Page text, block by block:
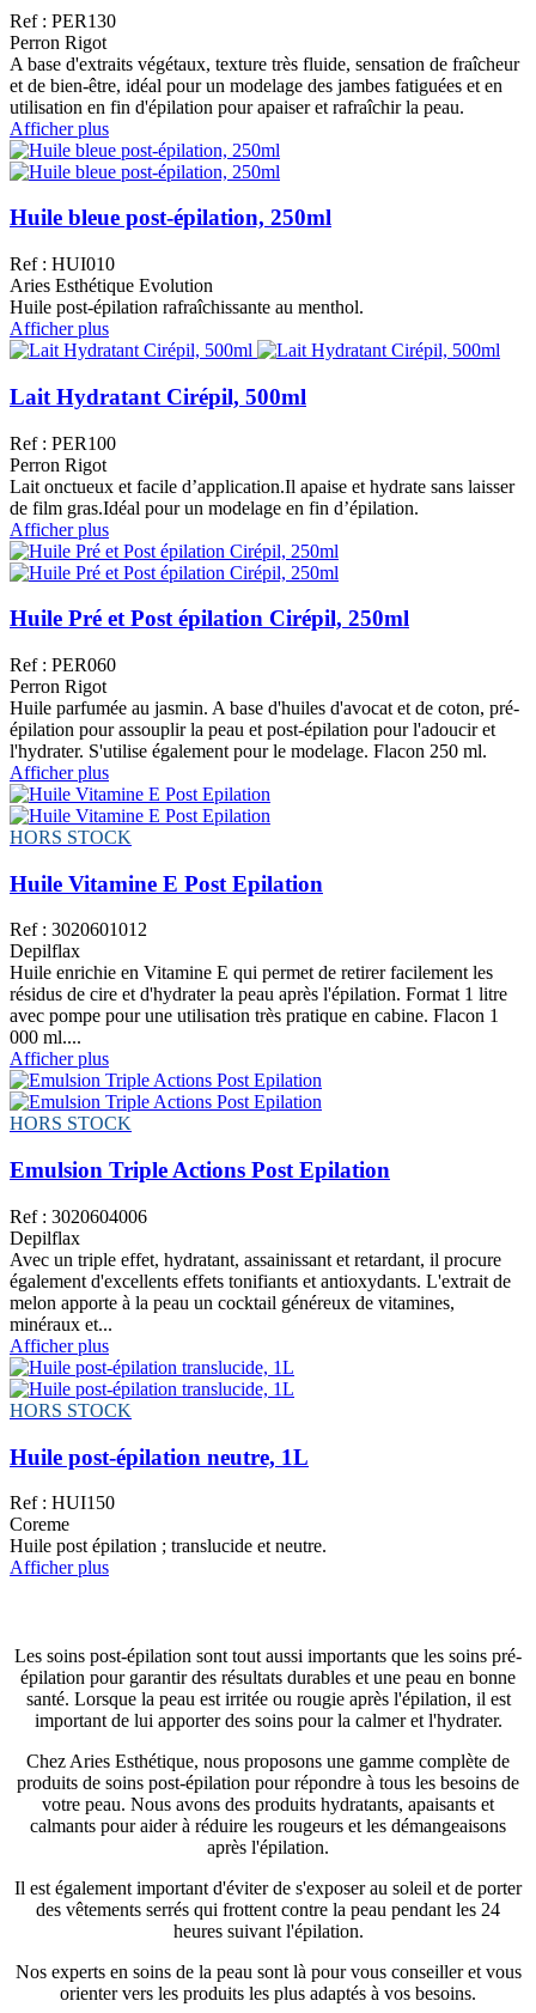
Ref : PER130
Perron Rigot
A base d'extraits végétaux, texture très fluide, sensation de fraîcheur
et de bien-être, idéal pour un modelage des jambes fatiguées et en
utilisation en fin d'épilation pour apaiser et rafraîchir la peau.
Afficher plus
Huile bleue post-épilation, 250ml
Ref : HUI010
Aries Esthétique Evolution
Huile post-épilation rafraîchissante au menthol.
Afficher plus
Lait Hydratant Cirépil, 500ml
Ref : PER100
Perron Rigot
Lait onctueux et facile d’application.Il apaise et hydrate sans laisser
de film gras.Idéal pour un modelage en fin d’épilation.
Afficher plus
Huile Pré et Post épilation Cirépil, 250ml
Ref : PER060
Perron Rigot
Huile parfumée au jasmin. A base d'huiles d'avocat et de coton, pré-
épilation pour assouplir la peau et post-épilation pour l'adoucir et
l'hydrater. S'utilise également pour le modelage. Flacon 250 ml.
Afficher plus
HORS STOCK
Huile Vitamine E Post Epilation
Ref : 3020601012
Depilflax
Huile enrichie en Vitamine E qui permet de retirer facilement les
résidus de cire et d'hydrater la peau après l'épilation. Format 1 litre
avec pompe pour une utilisation très pratique en cabine. Flacon 1
000 ml....
Afficher plus
HORS STOCK
Emulsion Triple Actions Post Epilation
Ref : 3020604006
Depilflax
Avec un triple effet, hydratant, assainissant et retardant, il procure
également d'excellents effets tonifiants et antioxydants. L'extrait de
melon apporte à la peau un cocktail généreux de vitamines,
minéraux et...
Afficher plus
HORS STOCK
Huile post-épilation neutre, 1L
Ref : HUI150
Coreme
Huile post épilation ; translucide et neutre.
Afficher plus
Les soins post-épilation sont tout aussi importants que les soins pré-
épilation pour garantir des résultats durables et une peau en bonne
santé. Lorsque la peau est irritée ou rougie après l'épilation, il est
important de lui apporter des soins pour la calmer et l'hydrater.
Chez Aries Esthétique, nous proposons une gamme complète de
produits de soins post-épilation pour répondre à tous les besoins de
votre peau. Nous avons des produits hydratants, apaisants et
calmants pour aider à réduire les rougeurs et les démangeaisons
après l'épilation.
Il est également important d'éviter de s'exposer au soleil et de porter
des vêtements serrés qui frottent contre la peau pendant les 24
heures suivant l'épilation.
Nos experts en soins de la peau sont là pour vous conseiller et vous
orienter vers les produits les plus adaptés à vos besoins.